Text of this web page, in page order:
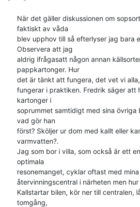
När det gäller diskussionen om
faktiskt av våda
blev upphov till så efterlyser jag bara
Observera att jag
aldrig ifrågasatt någon annan
pappkartonger. Hur
det är tänkt att fungera, det vet vi
fungerar i praktiken. Fredrik säger att
kartonger i
soprummet samtidigt med sina övriga
vad gör han
först? Sköljer ur dom med kallt eller
varmvatten?.
Jag som bor i villa, som också är ett
optimala
resonemanget, cyklar oftast med
återvinningscentral i närheten men
Kallstartar bilen, kör ner till centralen,
tomgång,